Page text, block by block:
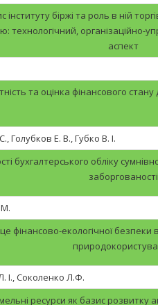
інституту біржі та роль в ній
технологічний, організаційно-
аспект
та оцінка фінансового стану
Голубков Е. В., Губко В. І.
бухгалтерського обліку
заборгованості
фінансово-екологічної безпеки
І., Соколенко Л.Ф.
ресурси як базис розвитку